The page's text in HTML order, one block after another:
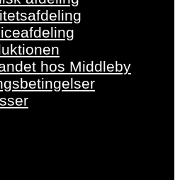
hos Middleby